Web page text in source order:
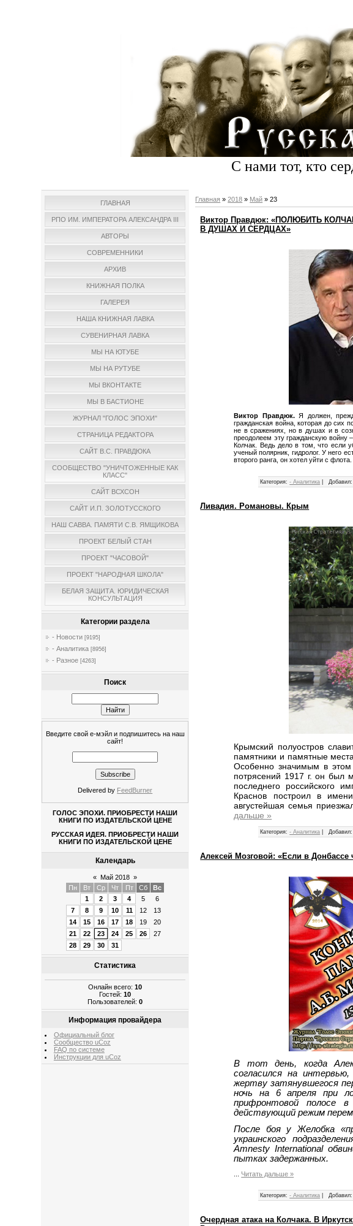
С нами тот, кто
ГЛАВНАЯ
РПО ИМ. ИМПЕРАТОРА АЛЕКСАНДРА III
АВТОРЫ
СОВРЕМЕННИКИ
АРХИВ
КНИЖНАЯ ПОЛКА
ГАЛЕРЕЯ
НАША КНИЖНАЯ ЛАВКА
СУВЕНИРНАЯ ЛАВКА
МЫ НА ЮТУБЕ
МЫ НА РУТУБЕ
МЫ ВКОНТАКТЕ
МЫ В БАСТИОНЕ
ЖУРНАЛ "ГОЛОС ЭПОХИ"
СТРАНИЦА РЕДАКТОРА
САЙТ В.С. ПРАВДЮКА
СООБЩЕСТВО "УНИЧТОЖЕННЫЕ КАК
КЛАСС"
САЙТ ВСХСОН
САЙТ И.П. ЗОЛОТУССКОГО
НАШ САВВА. ПАМЯТИ С.В. ЯМЩИКОВА
ПРОЕКТ БЕЛЫЙ СТАН
ПРОЕКТ "ЧАСОВОЙ"
ПРОЕКТ "НАРОДНАЯ ШКОЛА"
БЕЛАЯ ЗАЩИТА. ЮРИДИЧЕСКАЯ
КОНСУЛЬТАЦИЯ
Категории раздела
- Новости [9195]
- Аналитика [8956]
- Разное [4263]
Поиск
Введите свой е-мэйл и подпишитесь на наш
сайт!
Delivered by FeedBurner
ГОЛОС ЭПОХИ. ПРИОБРЕСТИ НАШИ
КНИГИ ПО ИЗДАТЕЛЬСКОЙ ЦЕНЕ
РУССКАЯ ИДЕЯ. ПРИОБРЕСТИ НАШИ
КНИГИ ПО ИЗДАТЕЛЬСКОЙ ЦЕНЕ
Календарь
« Май 2018 »
Пн
Вт Ср Чт Пт Сб
Вс
1
2 3 4 5
6
7
8 9 10 11 12
13
14
15 16 17 18 19
20
21
22 23 24 25 26
27
28
29 30 31
Статистика
Онлайн всего:10
Гостей:10
Пользователей:0
Информация провайдера
Официальный блог
Сообщество uCoz
FAQ по системе
Инструкции для uCoz
Главная »2018 » Май » 23
Виктор Правдюк: «ПОЛЮБИТЬ
В ДУШАХ И СЕРДЦАХ»
Виктор Правдюк.Я должен,
гражданская война, которая до сих
не в сражениях, но в душах и в
преодолеем эту гражданскую войну
Колчак. Ведь дело в том, что если
ученый полярник, гидролог. У него
второго ранга, он хотел уйти с
Категория: - Аналитика Добавил:
Ливадия. Романовы. Крым
Крымский полуостров
памятники и памятные
Особенно значимым в
потрясений 1917 г. он был
последнего российского
Краснов построил в
августейшая семья
дальше »
Категория: - Аналитика Добавил:
Алексей Мозговой: «Если в Донбассе
В тот день, когда
согласился на
жертву затянувшегося
ночь на 6 апреля при
прифронтовой полосе
действующий режим
После боя у Желобка
украинского
Amnesty International
пытках задержанных.
Читать дальше »
Категория: - Аналитика Добавил:
Очердная атака на Колчака. В